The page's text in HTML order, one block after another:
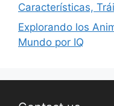
Características,
Explorando los
Mundo por IQ